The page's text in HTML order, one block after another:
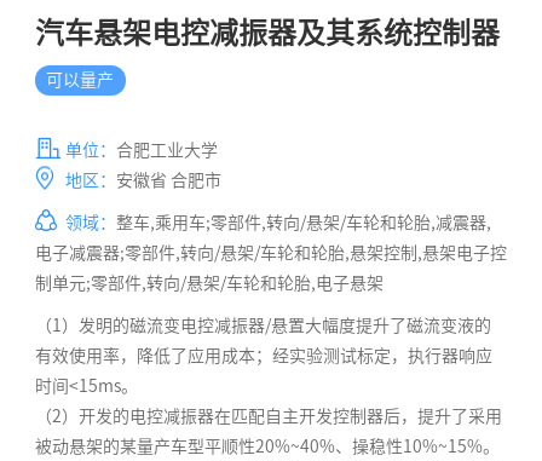
汽车悬架电控减振器及其系统控制器
可以量产
单位： 合肥工业大学
地区： 安徽省 合肥市
领域： 整车,乘用车;零部件,转向/悬架/车轮和轮胎,减震器,
电子减震器;零部件,转向/悬架/车轮和轮胎,悬架控制,悬架电子控
制单元;零部件,转向/悬架/车轮和轮胎,电子悬架
（1）发明的磁流变电控减振器/悬置大幅度提升了磁流变液的
有效使用率，降低了应用成本；经实验测试标定，执行器响应
时间<15ms。
（2）开发的电控减振器在匹配自主开发控制器后，提升了采用
被动悬架的某量产车型平顺性20%~40%、操稳性10%~15%。